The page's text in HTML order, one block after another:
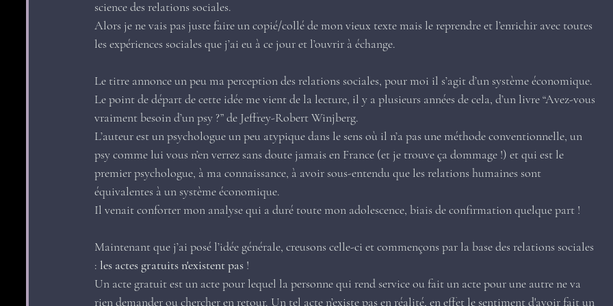
science des relations sociales.
Alors je ne vais pas juste faire un copié/collé de mon vieux texte mais le reprendre et l’enrichir avec toutes
les expériences sociales que j’ai eu à ce jour et l’ouvrir à échange.
Le titre annonce un peu ma perception des relations sociales, pour moi il s’agit d’un système économique.
Le point de départ de cette idée me vient de la lecture, il y a plusieurs années de cela, d’un livre “Avez-vous
vraiment besoin d’un psy ?” de Jeffrey-Robert Winjberg.
L’auteur est un psychologue un peu atypique dans le sens où il n’a pas une méthode conventionnelle, un
psy comme lui vous n’en verrez sans doute jamais en France (et je trouve ça dommage !) et qui est le
premier psychologue, à ma connaissance, à avoir sous-entendu que les relations humaines sont
équivalentes à un système économique.
Il venait conforter mon analyse qui a duré toute mon adolescence, biais de confirmation quelque part !
Maintenant que j’ai posé l’idée générale, creusons celle-ci et commençons par la base des relations sociales
: les actes gratuits n'existent pas !
Un acte gratuit est un acte pour lequel la personne qui rend service ou fait un acte pour une autre ne va
rien demander ou chercher en retour. Un tel acte n’existe pas en réalité, en effet le sentiment d'avoir fait un